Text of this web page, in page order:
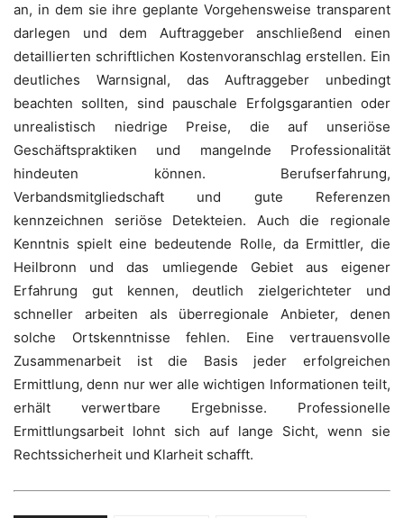
an, in dem sie ihre geplante Vorgehensweise transparent
darlegen und dem Auftraggeber anschließend einen
detaillierten schriftlichen Kostenvoranschlag erstellen. Ein
deutliches Warnsignal, das Auftraggeber unbedingt
beachten sollten, sind pauschale Erfolgsgarantien oder
unrealistisch niedrige Preise, die auf unseriöse
Geschäftspraktiken und mangelnde Professionalität
hindeuten können. Berufserfahrung,
Verbandsmitgliedschaft und gute Referenzen
kennzeichnen seriöse Detekteien. Auch die regionale
Kenntnis spielt eine bedeutende Rolle, da Ermittler, die
Heilbronn und das umliegende Gebiet aus eigener
Erfahrung gut kennen, deutlich zielgerichteter und
schneller arbeiten als überregionale Anbieter, denen
solche Ortskenntnisse fehlen. Eine vertrauensvolle
Zusammenarbeit ist die Basis jeder erfolgreichen
Ermittlung, denn nur wer alle wichtigen Informationen teilt,
erhält verwertbare Ergebnisse. Professionelle
Ermittlungsarbeit lohnt sich auf lange Sicht, wenn sie
Rechtssicherheit und Klarheit schafft.